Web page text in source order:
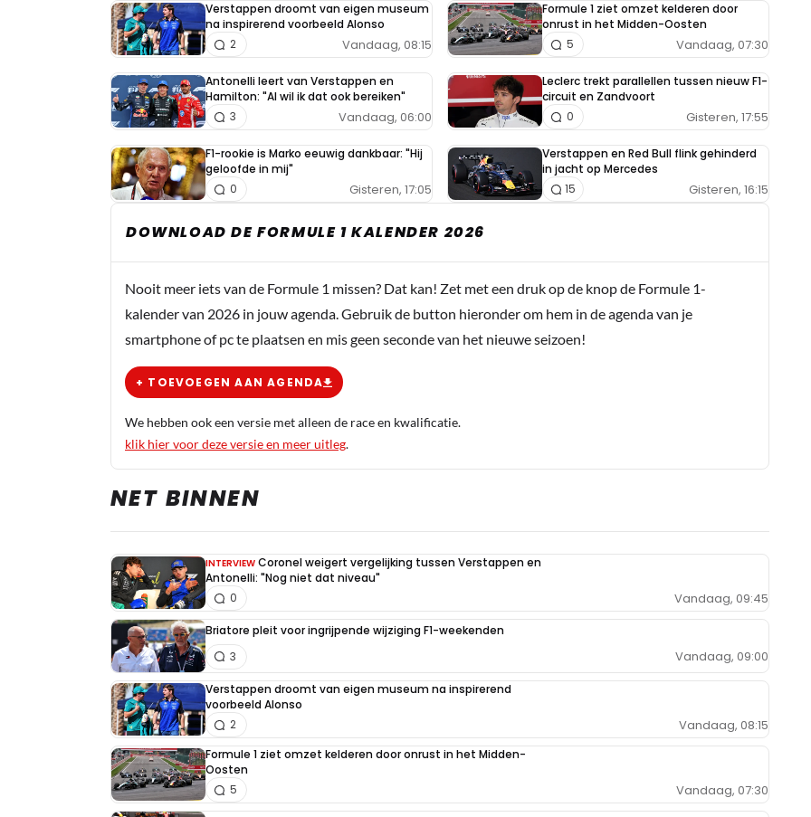
Verstappen droomt van eigen museum
na inspirerend voorbeeld Alonso
Vandaag, 08:15
2
Formule 1 ziet omzet kelderen door
onrust in het Midden-Oosten
Vandaag, 07:30
5
Antonelli leert van Verstappen en
Hamilton: "Al wil ik dat ook bereiken"
Vandaag, 06:00
3
Leclerc trekt parallellen tussen nieuw F1-
circuit en Zandvoort
Gisteren, 17:55
0
F1-rookie is Marko eeuwig dankbaar: "Hij
geloofde in mij"
Gisteren, 17:05
0
Verstappen en Red Bull flink gehinderd
in jacht op Mercedes
Gisteren, 16:15
15
DOWNLOAD DE FORMULE 1 KALENDER 2026
Nooit meer iets van de Formule 1 missen? Dat kan! Zet met een druk op de knop de Formule 1-
kalender van 2026 in jouw agenda. Gebruik de button hieronder om hem in de agenda van je
smartphone of pc te plaatsen en mis geen seconde van het nieuwe seizoen!
+ TOEVOEGEN AAN AGENDA
We hebben ook een versie met alleen de race en kwalificatie.
klik hier voor deze versie en meer uitleg.
NET BINNEN
INTERVIEW Coronel weigert vergelijking tussen Verstappen en
Antonelli: "Nog niet dat niveau"
Vandaag, 09:45
0
Briatore pleit voor ingrijpende wijziging F1-weekenden
Vandaag, 09:00
3
Verstappen droomt van eigen museum na inspirerend
voorbeeld Alonso
Vandaag, 08:15
2
Formule 1 ziet omzet kelderen door onrust in het Midden-
Oosten
Vandaag, 07:30
5